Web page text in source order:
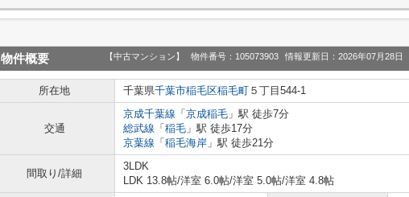
物件概要 【中古マンション】 物件番号：105073903 情報更新日：2026年07月28日
所在地 千葉県千葉市稲毛区稲毛町 ５丁目544-1
交通
京成千葉線 「 京成稲毛 」駅 徒歩7分
総武線 「 稲毛 」駅 徒歩17分
京葉線 「 稲毛海岸 」駅 徒歩21分
間取り/詳細
3LDK
LDK 13.8帖/洋室 6.0帖/洋室 5.0帖/洋室 4.8帖